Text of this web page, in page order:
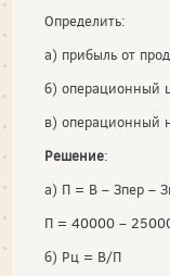
Определить:
а) прибыль от
б) операционный
в) операционный
Решение:
а) П = В – Зпер –
П = 40000 –
б) Рц = В/П